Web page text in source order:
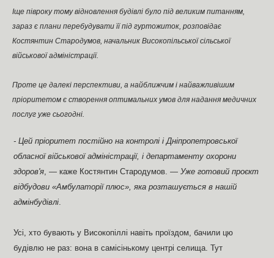
Іще півроку тому відновлення будівлі було під великим питанням,
зараз є плани перебудувати її під гуртожиток, розповідає
Костянтин Стародумов, начальник Високопільської сільської
військової адміністрації.
Проте це далекі перспективи, а найближчим і найважливішим
пріоритетом є створення оптимальних умов для надання медичних
послуг уже сьогодні.
- Цей пріоритет постійно на контролі і Дніпропетровської
обласної військової адміністрації, і департаменту охорони
здоров'я, — каже Костянтин Стародумов. —Уже готовий проєкт
відбудови «Амбулаторії плюс», яка розташується в нашій
адмінбудівлі.
Усі, хто бувають у Високопіллі навіть проїздом, бачили цю
будівлю не раз: вона в самісінькому центрі селища. Тут